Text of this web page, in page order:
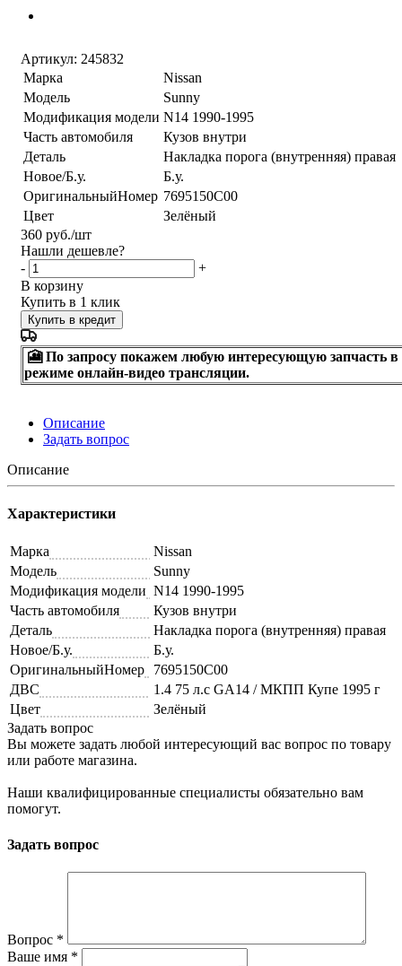
Артикул: 245832
Марка
Nissan
Модель
Sunny
Модификация модели N14 1990-1995
Часть автомобиля
Кузов внутри
Деталь
Накладка порога (внутренняя) правая
Новое/Б.у.
Б.у.
ОригинальныйНомер 7695150C00
Цвет
Зелёный
360 руб./шт
Нашли дешевле?
-
+
В корзину
Купить в 1 клик
Купить в кредит
🎦 По запросу покажем любую интересующую запчасть в
режиме онлайн-видео трансляции.
Описание
Задать вопрос
Описание
Характеристики
Марка
Nissan
Модель
Sunny
Модификация модели N14 1990-1995
Часть автомобиля
Кузов внутри
Деталь
Накладка порога (внутренняя) правая
Новое/Б.у.
Б.у.
ОригинальныйНомер
7695150C00
ДВС
1.4 75 л.с GA14 / МКПП Купе 1995 г
Цвет
Зелёный
Задать вопрос
Вы можете задать любой интересующий вас вопрос по товару
или работе магазина.
Наши квалифицированные специалисты обязательно вам
помогут.
Задать вопрос
Вопрос *
Ваше имя *